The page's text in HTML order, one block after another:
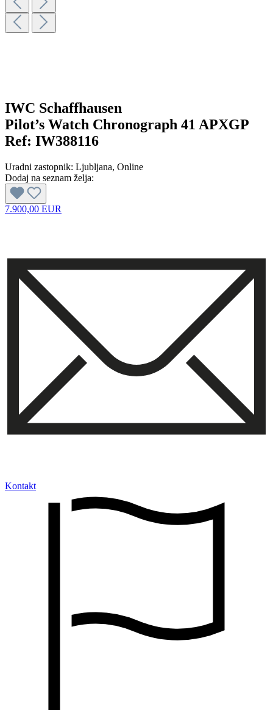
IWC Schaffhausen
Pilot’s Watch Chronograph 41 APXGP
Ref: IW388116
Uradni zastopnik: Ljubljana, Online
Dodaj na seznam želja:
7.900,00 EUR
Kontakt